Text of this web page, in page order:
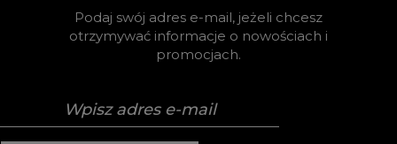
Podaj swój adres e-mail, jeżeli chcesz
otrzymywać informacje o nowościach i
promocjach.